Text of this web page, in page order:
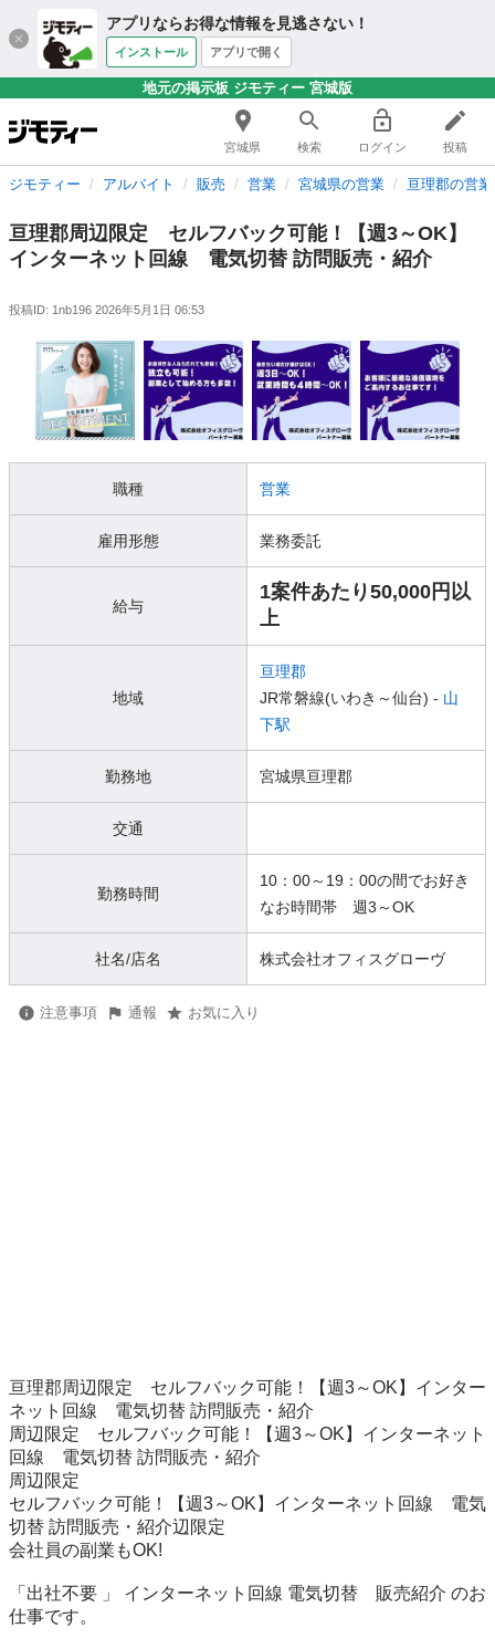
アプリならお得な情報を見逃さない！
インストール アプリで開く
地元の掲示板 ジモティー 宮城版
宮城県 検索 ログイン 投稿
ジモティー アルバイト 販売 営業 宮城県の営業 亘理郡の営業
亘理郡周辺限定 セルフバック可能！【週3～OK】
インターネット回線 電気切替 訪問販売・紹介
投稿ID: 1nb196 2026年5月1日 06:53
職種 営業
雇用形態 業務委託
給与
1案件あたり50,000円以
上
地域
亘理郡
JR常磐線(いわき～仙台) - 山
下駅
勤務地 宮城県亘理郡
交通
勤務時間
10：00～19：00の間でお好き
なお時間帯 週3～OK
社名/店名 株式会社オフィスグローヴ
注意事項 通報 お気に入り
亘理郡周辺限定　セルフバック可能！【週3～OK】インター
ネット回線　電気切替 訪問販売・紹介
周辺限定　セルフバック可能！【週3～OK】インターネット
回線　電気切替 訪問販売・紹介
周辺限定
セルフバック可能！【週3～OK】インターネット回線　電気
切替 訪問販売・紹介辺限定
会社員の副業もOK!
「出社不要 」 インターネット回線 電気切替　販売紹介 のお
仕事です。